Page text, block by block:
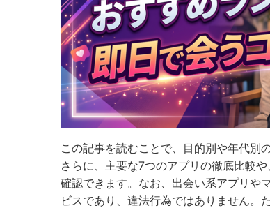
この記事を読むことで、目的別や年代別
さらに、主要な7つのアプリの徹底比較
確認できます。なお、出会い系アプリや
ビスであり、違法行為ではありません。